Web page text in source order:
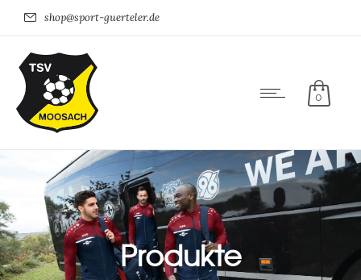
shop@sport-guerteler.de
0
Produkte